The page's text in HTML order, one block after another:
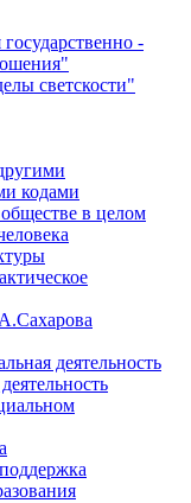
-
светскости"
кодами
в целом
деятельность